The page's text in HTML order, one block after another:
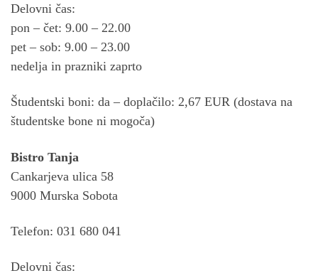
Delovni čas:
pon – čet: 9.00 – 22.00
pet – sob: 9.00 – 23.00
nedelja in prazniki zaprto
Študentski boni: da – doplačilo: 2,67 EUR (dostava na
študentske bone ni mogoča)
Bistro Tanja
Cankarjeva ulica 58
9000 Murska Sobota
Telefon: 031 680 041
Delovni čas: